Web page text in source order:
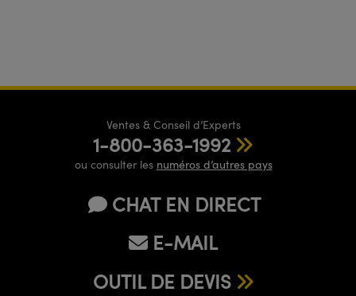
Ventes & Conseil d’Experts
1-800-363-1992
ou consulter les numéros d’autres pays
CHAT EN DIRECT
E-MAIL
OUTIL DE DEVIS